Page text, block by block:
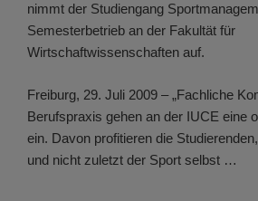
nimmt der Studiengang
Semesterbetrieb an der Fakultät für
Wirtschaftwissenschaften auf.
Freiburg, 29. Juli 2009 – „Fachliche
Berufspraxis gehen an der IUCE eine
ein. Davon profitieren die
und nicht zuletzt der Sport selbst …